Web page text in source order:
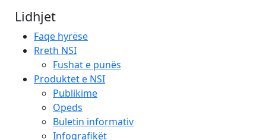
Lidhjet
Faqe hyrëse
Rreth NSI
Fushat e punës
Produktet e NSI
Publikime
Opeds
Buletin informativ
Infografikët